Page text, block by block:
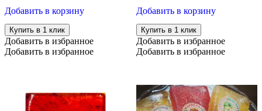
Добавить в корзину
Купить в 1 клик
Добавить в избранное
Добавить в избранное
Добавить в корзину
Купить в 1 клик
Добавить в избранное
Добавить в избранное